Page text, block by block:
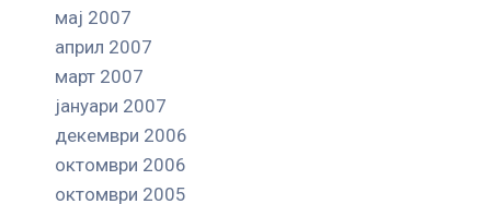
мај 2007
април 2007
март 2007
јануари 2007
декември 2006
октомври 2006
октомври 2005